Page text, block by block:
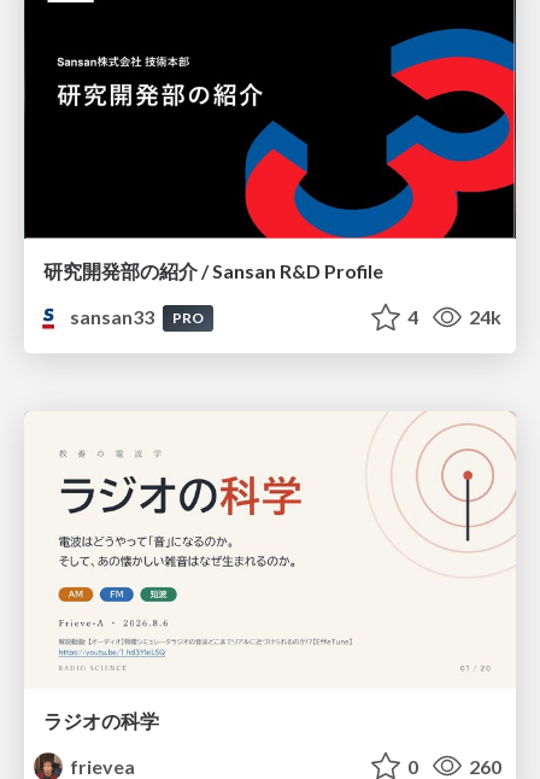
研究開発部の紹介 / Sansan R&D Profile
sansan33
PRO 4 24k
ラジオの科学
frievea
0 260